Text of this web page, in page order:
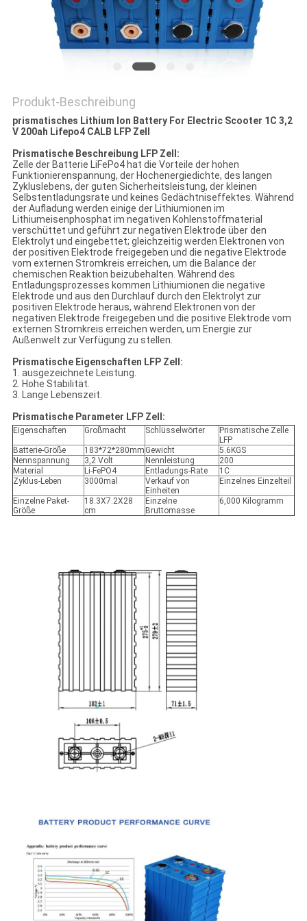
PRIVACY
POLICY
Produkt-Beschreibung
prismatisches Lithium Ion Battery For Electric Scooter 1C 3,2
V 200ah Lifepo4 CALB LFP Zell
Prismatische Beschreibung LFP Zell:
Zelle der Batterie LiFePo4 hat die Vorteile der hohen
Funktionierenspannung, der Hochenergiedichte, des langen
Zykluslebens, der guten Sicherheitsleistung, der kleinen
Selbstentladungsrate und keines Gedächtniseffektes. Während
der Aufladung werden einige der Lithiumionen im
Lithiumeisenphosphat im negativen Kohlenstoffmaterial
verschüttet und geführt zur negativen Elektrode über den
Elektrolyt und eingebettet; gleichzeitig werden Elektronen von
der positiven Elektrode freigegeben und die negative Elektrode
vom externen Stromkreis erreichen, um die Balance der
chemischen Reaktion beizubehalten. Während des
Entladungsprozesses kommen Lithiumionen die negative
Elektrode und aus den Durchlauf durch den Elektrolyt zur
positiven Elektrode heraus, während Elektronen von der
negativen Elektrode freigegeben und die positive Elektrode vom
externen Stromkreis erreichen werden, um Energie zur
Außenwelt zur Verfügung zu stellen.
Prismatische Eigenschaften LFP Zell:
1. ausgezeichnete Leistung.
2. Hohe Stabilität.
3. Lange Lebenszeit.
Prismatische Parameter LFP Zell:
Eigenschaften Großmacht Schlüsselwörter
Prismatische Zelle
LFP
Batterie-Größe
183*72*280mm Gewicht
5.6KGS
Nennspannung
3,2 Volt Nennleistung
200
Material
Li-FePO4 Entladungs-Rate
1C
Zyklus-Leben
3000mal
Verkauf von
Einheiten
Einzelnes Einzelteil
Einzelne Paket-
Größe
18.3X7.2X28
cm
Einzelne
Bruttomasse
6,000 Kilogramm